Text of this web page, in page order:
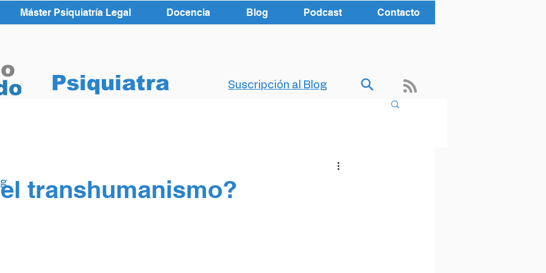
Máster Psiquiatría Legal Docencia Blog Podcast Contacto
Psiquiatra Suscripción al Blog
transhumanismo?